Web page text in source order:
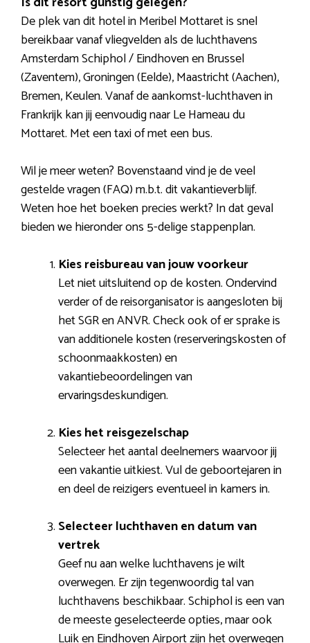
De plek van dit hotel in Meribel Mottaret is snel
bereikbaar vanaf vliegvelden als de luchthavens
Amsterdam Schiphol / Eindhoven en Brussel
(Zaventem), Groningen (Eelde), Maastricht (Aachen),
Bremen, Keulen. Vanaf de aankomst-luchthaven in
Frankrijk kan jij eenvoudig naar Le Hameau du
Mottaret. Met een taxi of met een bus.
Wil je meer weten? Bovenstaand vind je de veel
gestelde vragen (FAQ) m.b.t. dit vakantieverblijf.
Weten hoe het boeken precies werkt? In dat geval
bieden we hieronder ons 5-delige stappenplan.
Kies reisbureau van jouw voorkeur
Let niet uitsluitend op de kosten. Ondervind
verder of de reisorganisator is aangesloten bij
het SGR en ANVR. Check ook of er sprake is
van additionele kosten (reserveringskosten of
schoonmaakkosten) en
vakantiebeoordelingen van
ervaringsdeskundigen.
Kies het reisgezelschap
Selecteer het aantal deelnemers waarvoor jij
een vakantie uitkiest. Vul de geboortejaren in
en deel de reizigers eventueel in kamers in.
Selecteer luchthaven en datum van
vertrek
Geef nu aan welke luchthavens je wilt
overwegen. Er zijn tegenwoordig tal van
luchthavens beschikbaar. Schiphol is een van
de meeste geselecteerde opties, maar ook
Luik en Eindhoven Airport zijn het overwegen